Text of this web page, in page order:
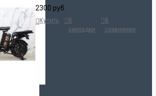
2300 руб.
Купить
В
закладки
В
сравнение